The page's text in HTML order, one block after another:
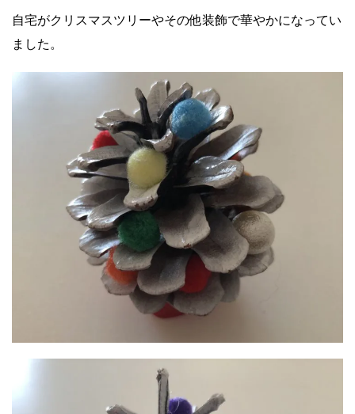
自宅がクリスマスツリーやその他装飾で華やかになってい
ました。